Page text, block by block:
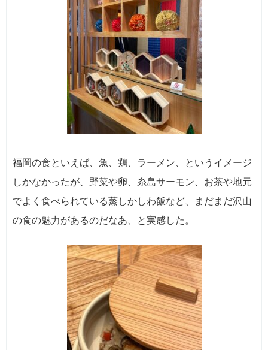
福岡の食といえば、魚、鶏、ラーメン、というイメージ
しかなかったが、野菜や卵、糸島サーモン、お茶や地元
でよく食べられている蒸しかしわ飯など、まだまだ沢山
の食の魅力があるのだなあ、と実感した。